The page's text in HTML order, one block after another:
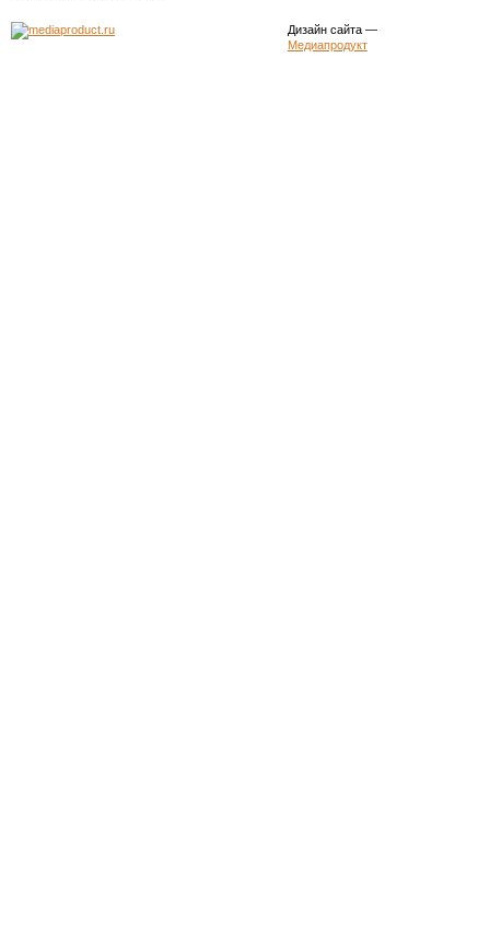
Дизайн сайта—
Медиапродукт